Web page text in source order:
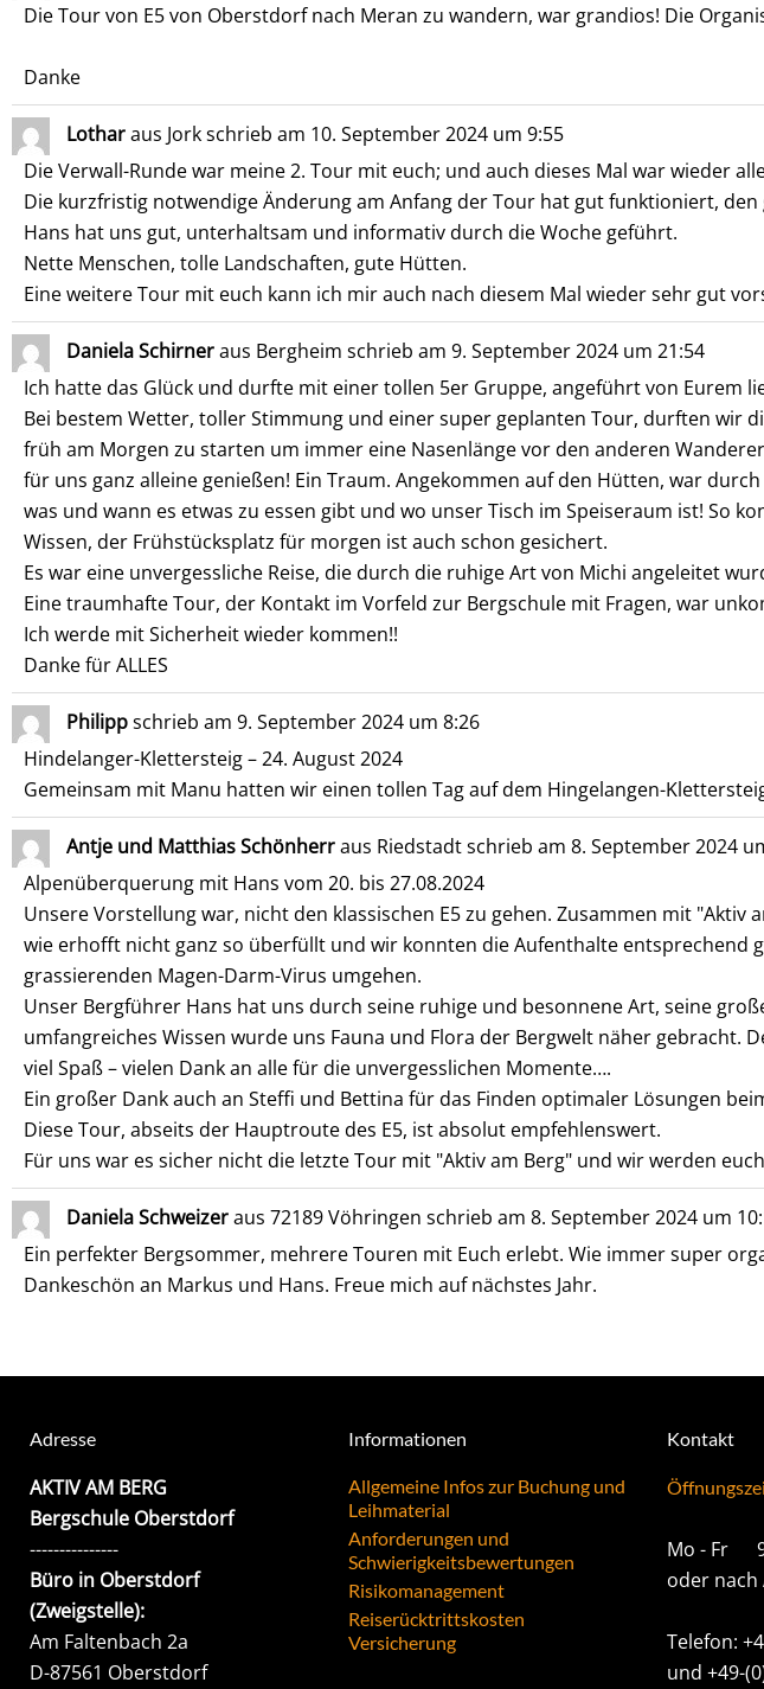
Die Tour von E5 von Oberstdorf nach Meran zu wandern, war grandios! Die
Danke
Lotharaus Jorkschrieb am 10. September 2024 um 9:55
Die Verwall-Runde war meine 2. Tour mit euch; und auch dieses Mal war wieder
Die kurzfristig notwendige Änderung am Anfang der Tour hat gut funktioniert,
Hans hat uns gut, unterhaltsam und informativ durch die Woche geführt.
Nette Menschen, tolle Landschaften, gute Hütten.
Eine weitere Tour mit euch kann ich mir auch nach diesem Mal wieder sehr gut
Daniela Schirneraus Bergheim schrieb am 9. September 2024 um 21:54
Ich hatte das Glück und durfte mit einer tollen 5er Gruppe, angeführt von Eurem
Bei bestem Wetter, toller Stimmung und einer super geplanten Tour, durften wir
früh am Morgen zu starten um immer eine Nasenlänge vor den anderen
für uns ganz alleine genießen! Ein Traum. Angekommen auf den Hütten, war
was und wann es etwas zu essen gibt und wo unser Tisch im Speiseraum ist! So
Wissen, der Frühstücksplatz für morgen ist auch schon gesichert.
Es war eine unvergessliche Reise, die durch die ruhige Art von Michi angeleitet
Eine traumhafte Tour, der Kontakt im Vorfeld zur Bergschule mit Fragen, war
Ich werde mit Sicherheit wieder kommen!!
Danke für ALLES
Philippschrieb am 9. September 2024 um 8:26
Hindelanger-Klettersteig – 24. August 2024
Gemeinsam mit Manu hatten wir einen tollen Tag auf dem Hingelangen-
Antje und Matthias Schönherraus Riedstadtschrieb am 8. September 2024
Alpenüberquerung mit Hans vom 20. bis 27.08.2024
Unsere Vorstellung war, nicht den klassischen E5 zu gehen. Zusammen mit
wie erhofft nicht ganz so überfüllt und wir konnten die Aufenthalte entsprechend
grassierenden Magen-Darm-Virus umgehen.
Unser Bergführer Hans hat uns durch seine ruhige und besonnene Art, seine
umfangreiches Wissen wurde uns Fauna und Flora der Bergwelt näher
viel Spaß – vielen Dank an alle für die unvergesslichen Momente….
Ein großer Dank auch an Steffi und Bettina für das Finden optimaler Lösungen
Diese Tour, abseits der Hauptroute des E5, ist absolut empfehlenswert.
Für uns war es sicher nicht die letzte Tour mit "Aktiv am Berg" und wir werden
Daniela Schweizeraus 72189 Vöhringen schrieb am 8. September 2024 um
Ein perfekter Bergsommer, mehrere Touren mit Euch erlebt. Wie immer super
Dankeschön an Markus und Hans. Freue mich auf nächstes Jahr.
Adresse
AKTIV AM BERG
Bergschule Oberstdorf
---------------
Büro in Oberstdorf
(Zweigstelle):
Am Faltenbach 2a
D-87561 Oberstdorf
Informationen
Allgemeine Infos zur Buchung und
Leihmaterial
Anforderungen und
Schwierigkeitsbewertungen
Risikomanagement
Reiserücktrittskosten
Versicherung
Kontakt
Mo - Fr 9
oder nach
Telefon:
und +49-